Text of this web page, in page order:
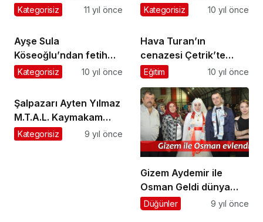
yağdı
Kategorisiz 11 yıl önce
kutlandı
Kategorisiz 10 yıl önce
Ayşe Sula
Köseoğlu’ndan fetih
mesajı
Kategorisiz 10 yıl önce
Hava Turan’ın
cenazesi Çetrik’te
toprağa verildi
Eğitim 10 yıl önce
Şalpazarı Ayten Yılmaz
M.T.A.L. Kaymakam
Murat Beşikci’ye
Kategorisiz 9 yıl önce
Gizem Aydemir ile
Osman Geldi dünya
evine girdi
Düğünler 9 yıl önce